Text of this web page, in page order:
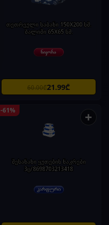
თეთრეული საბანი 150X200 სმ.
ბალიში 65X65 სმ.
60.00₾21.99₾
-61% +
შესანახი ყუთების ნაკრები
3ც/8698703213418